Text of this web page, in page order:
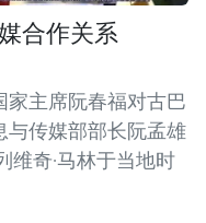
合作关系
家主席阮春福对古巴
与传媒部部长阮孟雄
维奇·马林于当地时